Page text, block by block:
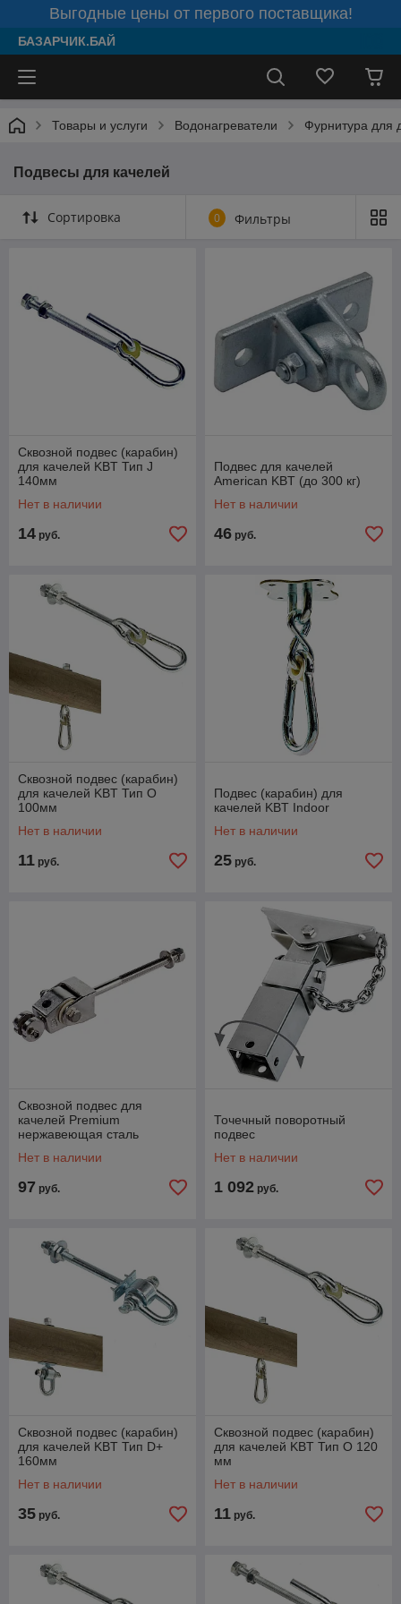
Выгодные цены от первого поставщика!
БАЗАРЧИК.БАЙ
Товары и услуги Водонагреватели Фурнитура для
Подвесы для качелей
Сортировка 0 Фильтры
Сквозной подвес (карабин)
для качелей KBT Тип J
140мм
Нет в наличии
14 руб.
Подвес для качелей
American KBT (до 300 кг)
Нет в наличии
46 руб.
Сквозной подвес (карабин)
для качелей KBT Тип О
100мм
Нет в наличии
11 руб.
Подвес (карабин) для
качелей KBT Indoor
Нет в наличии
25 руб.
Сквозной подвес для
качелей Premium
нержавеющая сталь
Нет в наличии
97 руб.
Точечный поворотный
подвес
Нет в наличии
1 092 руб.
Сквозной подвес (карабин)
для качелей KBT Тип D+
160мм
Нет в наличии
35 руб.
Сквозной подвес (карабин)
для качелей KBT Тип О 120
мм
Нет в наличии
11 руб.